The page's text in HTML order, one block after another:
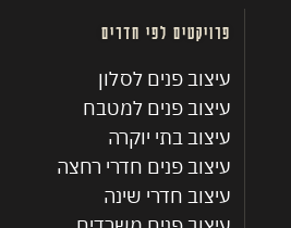
פרויקטים לפי חדרים
עיצוב פנים לסלון
עיצוב פנים למטבח
עיצוב בתי יוקרה
עיצוב פנים חדרי רחצה
עיצוב חדרי שינה